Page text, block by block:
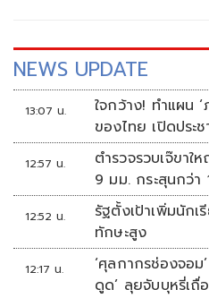
NEWS UPDATE
13:07 น.
ใจกว้าง! ทำแผน
ของไทย เปิดประ
12:57 น.
ตำรวจรวบเจ๊ขา
9 มม. กระสุนกว่า
12:52 น.
รัฐตั้งเป้าเพิ่มนักเ
ทักษะสูง
12:17 น.
‘ศุลกากรช่องจอม
ดูด’ ลุยจับบุหรี่เถื่